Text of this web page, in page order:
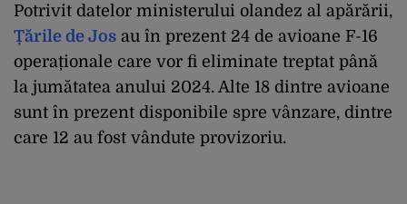
Potrivit datelor ministerului olandez al apărării,
Țările de Jos au în prezent 24 de avioane F-16
operaționale care vor fi eliminate treptat până
la jumătatea anului 2024. Alte 18 dintre avioane
sunt în prezent disponibile spre vânzare, dintre
care 12 au fost vândute provizoriu.